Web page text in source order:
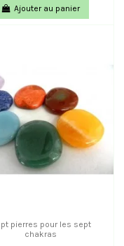
Ajouter au panier
pierres pour les sept
chakras